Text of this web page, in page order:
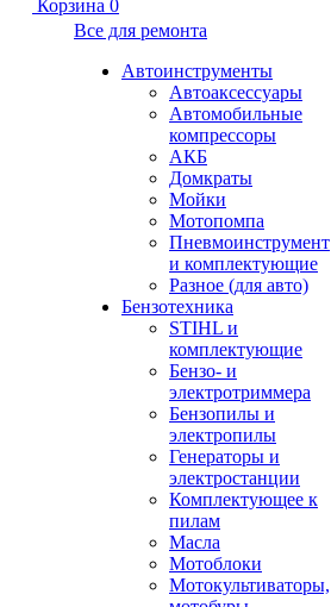
Корзина 0
Все для ремонта
Автоинструменты
Автоаксессуары
Автомобильные
компрессоры
АКБ
Домкраты
Мойки
Мотопомпа
Пневмоинструмент
и комплектующие
Разное (для авто)
Бензотехника
STIHL и
комплектующие
Бензо- и
электротриммера
Бензопилы и
электропилы
Генераторы и
электростанции
Комплектующее к
пилам
Масла
Мотоблоки
Мотокультиваторы,